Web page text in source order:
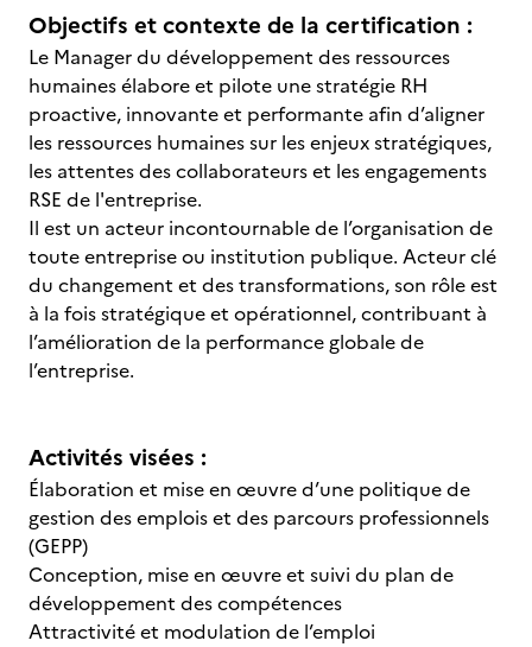
Objectifs et contexte de la certification :
Le Manager du développement des ressources
humaines élabore et pilote une stratégie RH
proactive, innovante et performante afin d’aligner
les ressources humaines sur les enjeux stratégiques,
les attentes des collaborateurs et les engagements
RSE de l'entreprise.
Il est un acteur incontournable de l’organisation de
toute entreprise ou institution publique. Acteur clé
du changement et des transformations, son rôle est
à la fois stratégique et opérationnel, contribuant à
l’amélioration de la performance globale de
l’entreprise.
Activités visées :
Élaboration et mise en œuvre d’une politique de
gestion des emplois et des parcours professionnels
(GEPP)
Conception, mise en œuvre et suivi du plan de
développement des compétences
Attractivité et modulation de l’emploi